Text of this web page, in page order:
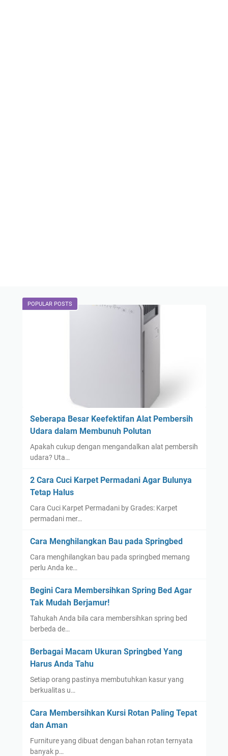
POPULAR POSTS
Seberapa Besar Keefektifan Alat Pembersih
Udara dalam Membunuh Polutan
Apakah cukup dengan mengandalkan alat pembersih
udara? Uta…
2 Cara Cuci Karpet Permadani Agar Bulunya
Tetap Halus
Cara Cuci Karpet Permadani by Grades: Karpet
permadani mer…
Cara Menghilangkan Bau pada Springbed
Cara menghilangkan bau pada springbed memang
perlu Anda ke…
Begini Cara Membersihkan Spring Bed Agar
Tak Mudah Berjamur!
Tahukah Anda bila cara membersihkan spring bed
berbeda de…
Berbagai Macam Ukuran Springbed Yang
Harus Anda Tahu
Setiap orang pastinya membutuhkan kasur yang
berkualitas u…
Cara Membersihkan Kursi Rotan Paling Tepat
dan Aman
Furniture yang dibuat dengan bahan rotan ternyata
banyak p…